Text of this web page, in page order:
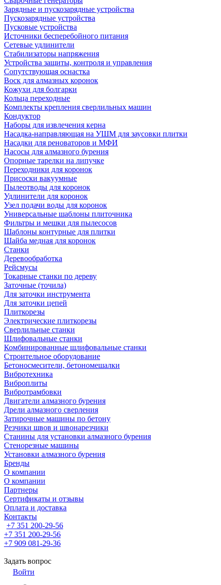
Зарядные и пускозарядные устройства
Пускозарядные устройства
Пусковые устройства
Источники бесперебойного питания
Сетевые удлинители
Стабилизаторы напряжения
Устройства защиты, контроля и управления
Сопутствующая оснастка
Воск для алмазных коронок
Кожухи для болгарки
Кольца переходные
Комплекты крепления сверлильных машин
Кондуктор
Наборы для извлечения керна
Насадка-направляющая на УШМ для заусовки плитки
Насадки для реноваторов и МФИ
Насосы для алмазного бурения
Опорные тарелки на липучке
Переходники для коронок
Присоски вакуумные
Пылеотводы для коронок
Удлинители для коронок
Узел подачи воды для коронок
Универсальные шаблоны плиточника
Фильтры и мешки для пылесосов
Шаблоны контурные для плитки
Шайба медная для коронок
Станки
Деревообработка
Рейсмусы
Токарные станки по дереву
Заточные (точила)
Для заточки инструмента
Для заточки цепей
Плиткорезы
Электрические плиткорезы
Сверлильные станки
Шлифовальные станки
Комбинированные шлифовальные станки
Строительное оборудование
Бетоносмесители, бетономешалки
Вибротехника
Виброплиты
Вибротрамбовки
Двигатели алмазного бурения
Дрели алмазного сверления
Затирочные машины по бетону
Резчики швов и швонарезчики
Станины для установки алмазного бурения
Стенорезные машины
Установки алмазного бурения
Бренды
О компании
О компании
Партнеры
Cертификаты и отзывы
Оплата и доставка
Контакты
+7 351 200-29-56
+7 351 200-29-56
+7 909 081-29-36
Задать вопрос
Войти